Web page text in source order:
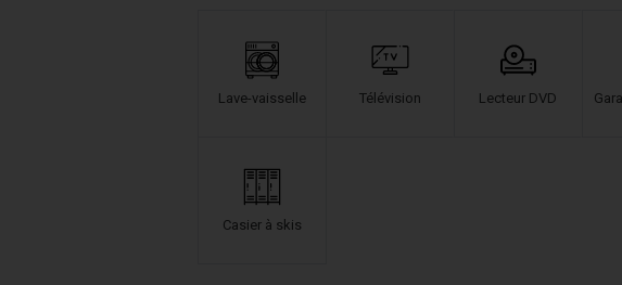
Lave-vaisselle Télévision Lecteur DVD
Casier à skis